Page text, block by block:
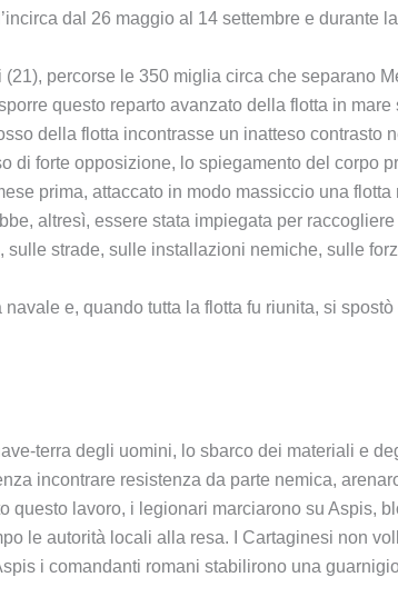
dal 26 maggio al 14 settembre e durante
percorse le 350 miglia circa che separano
questo reparto avanzato della flotta in
della flotta incontrasse un inatteso contrasto
di forte opposizione, lo spiegamento del corpo
prima, attaccato in modo massiccio una flotta
altresì, essere stata impiegata per
strade, sulle installazioni nemiche, sulle
e, quando tutta la flotta fu riunita, si
terra degli uomini, lo sbarco dei materiali e
incontrare resistenza da parte nemica,
lavoro, i legionari marciarono su Aspis,
le autorità locali alla resa. I Cartaginesi non
i comandanti romani stabilirono una